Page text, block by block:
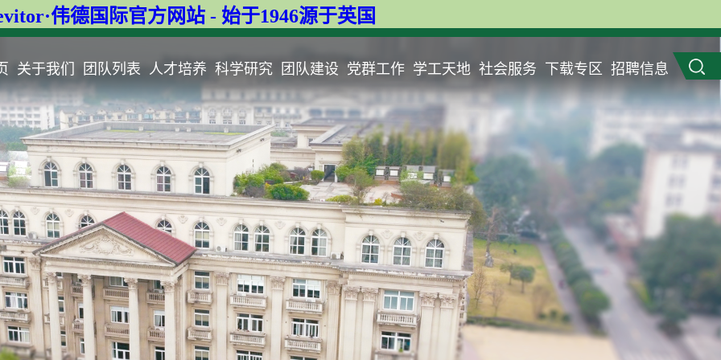
伟德国际官方网站 - 始于1946源于英国
关于我们 团队列表 人才培养 科学研究 团队建设 党群工作 学工天地 社会服务 下载专区 招聘信息